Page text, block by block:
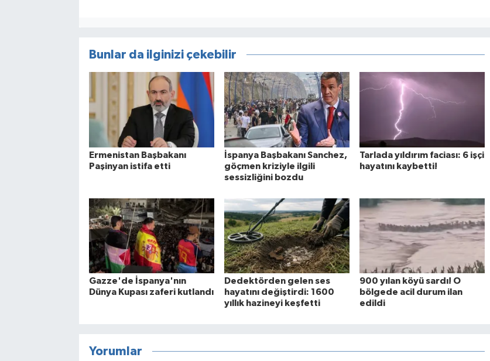
Bunlar da ilginizi çekebilir
Ermenistan Başbakanı
Paşinyan istifa etti
İspanya Başbakanı Sanchez,
göçmen kriziyle ilgili
sessizliğini bozdu
Tarlada yıldırım faciası: 6 işçi
hayatını kaybetti!
Gazze'de İspanya'nın
Dünya Kupası zaferi kutlandı
Dedektörden gelen ses
hayatını değiştirdi: 1600
yıllık hazineyi keşfetti
900 yılan köyü sardı! O
bölgede acil durum ilan
edildi
Yorumlar